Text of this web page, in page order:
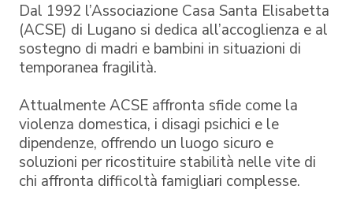
Dal 1992 l’Associazione Casa Santa Elisabetta
(ACSE) di Lugano si dedica all’accoglienza e al
sostegno di madri e bambini in situazioni di
temporanea fragilità.
Attualmente ACSE affronta sfide come la
violenza domestica, i disagi psichici e le
dipendenze, offrendo un luogo sicuro e
soluzioni per ricostituire stabilità nelle vite di
chi affronta difficoltà famigliari complesse.